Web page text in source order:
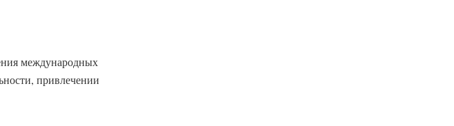
международных
привлечении